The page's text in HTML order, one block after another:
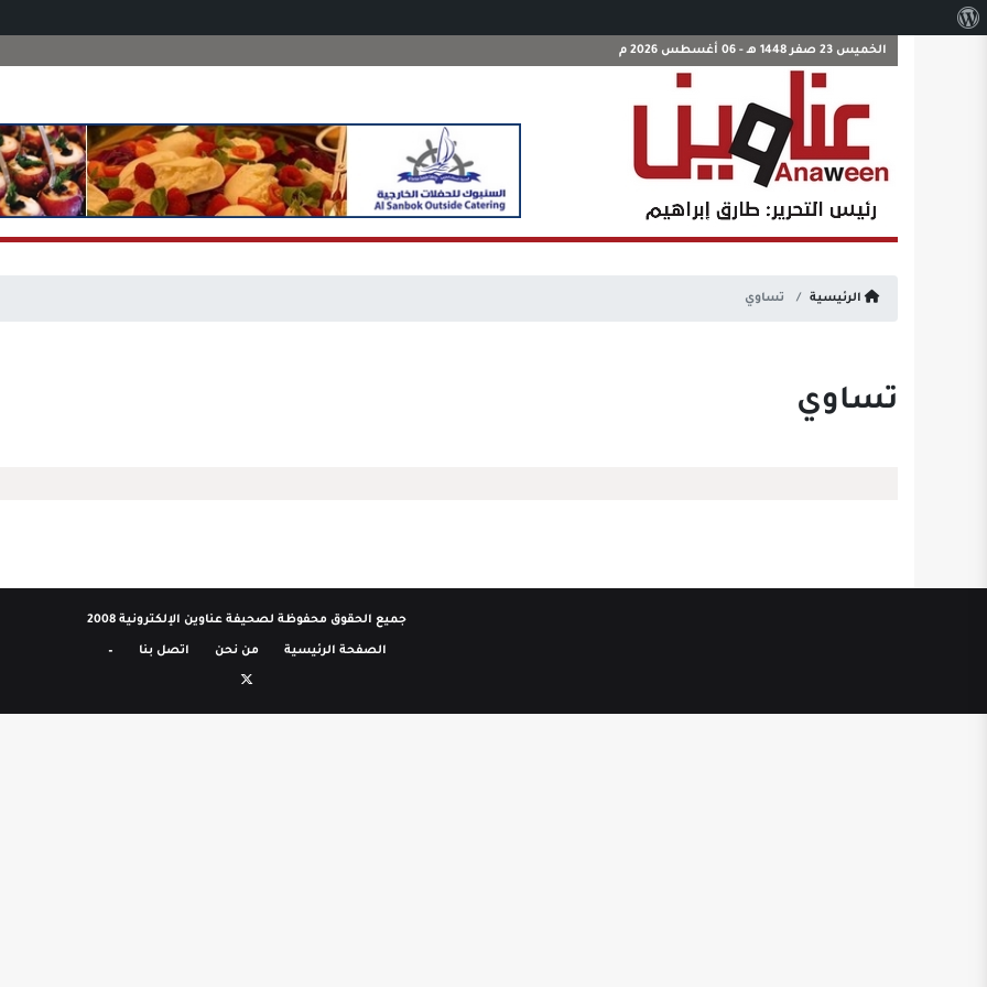
الخميس 23 صفر 1448 هـ - 06 أغسطس 2026 م
الرئيسية تساوي
تساوي
جميع الحقوق محفوظة لصحيفة عناوين الإلكترونية 2008
الصفحة الرئيسية من نحن اتصل بنا –